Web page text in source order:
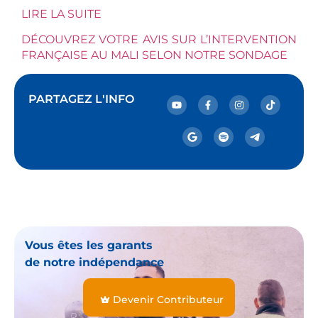
LIRE LA SUITE
DÉCOUVREZ VOTRE AVIS SUR L’INTERVENTION
FRANÇAISE AU MALI SELON NOTRE SONDAGE
PARTAGEZ L'INFO
Vous êtes les garants
de notre indépendance
Devenir Contributeur